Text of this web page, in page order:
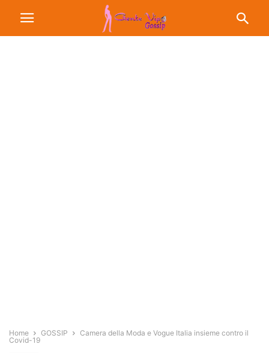
Home GOSSIP
Camera della Moda e Vogue Italia insieme contro il
Covid-19